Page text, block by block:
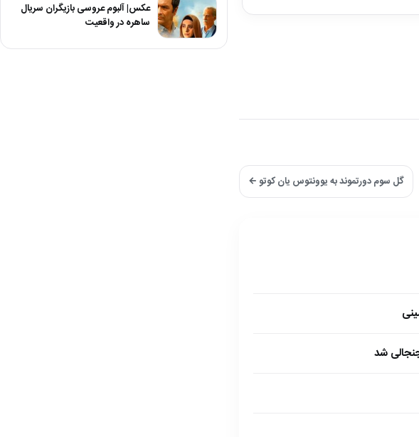
گل سوم دورتموند به یوونتوس یان کوتو ←
شد
عکس| آلبوم عروسی بازیگران سریال
ساهره در واقعیت